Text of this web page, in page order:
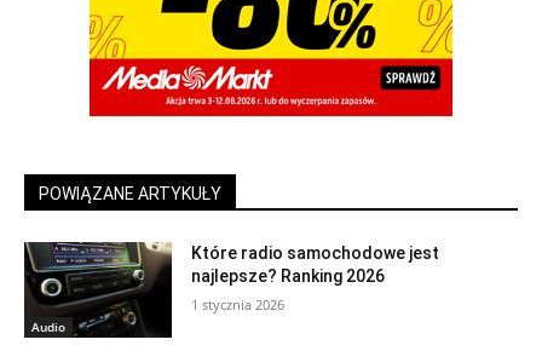
POWIĄZANE ARTYKUŁY
Audio
Które radio samochodowe jest
najlepsze? Ranking 2026
1 stycznia 2026